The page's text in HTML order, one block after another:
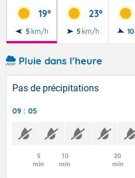
19°
5 km/h
23°
5 km/h 10
Pluie dans l'heure
Pas de précipitations
09 : 05
5
min
10
min
20
min